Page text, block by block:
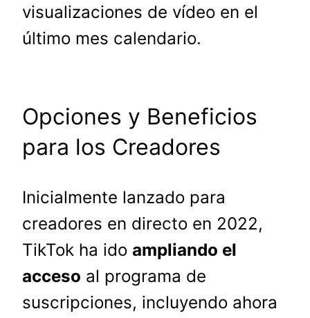
visualizaciones de vídeo en el
último mes calendario.
Opciones y Beneficios
para los Creadores
Inicialmente lanzado para
creadores en directo en 2022,
TikTok ha ido ampliando el
acceso al programa de
suscripciones, incluyendo ahora